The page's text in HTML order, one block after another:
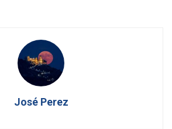
José Perez